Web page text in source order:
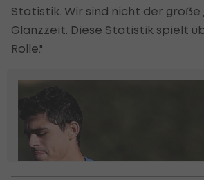
Statistik. Wir sind nicht der große
Glanzzeit. Diese Statistik spielt
Rolle."